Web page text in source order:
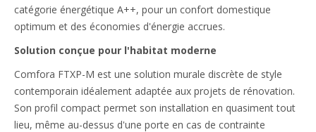
catégorie énergétique A++, pour un confort domestique
optimum et des économies d'énergie accrues.
Solution conçue pour l'habitat moderne
Comfora FTXP-M est une solution murale discrète de style
contemporain idéalement adaptée aux projets de rénovation.
Son profil compact permet son installation en quasiment tout
lieu, même au-dessus d'une porte en cas de contrainte